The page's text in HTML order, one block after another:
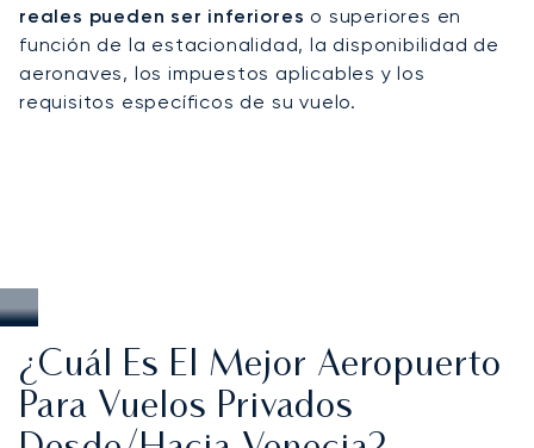
reales pueden ser inferiores o superiores en
función de la estacionalidad, la disponibilidad de
aeronaves, los impuestos aplicables y los
requisitos específicos de su vuelo.
¿Cuál Es El Mejor Aeropuerto
Para Vuelos Privados